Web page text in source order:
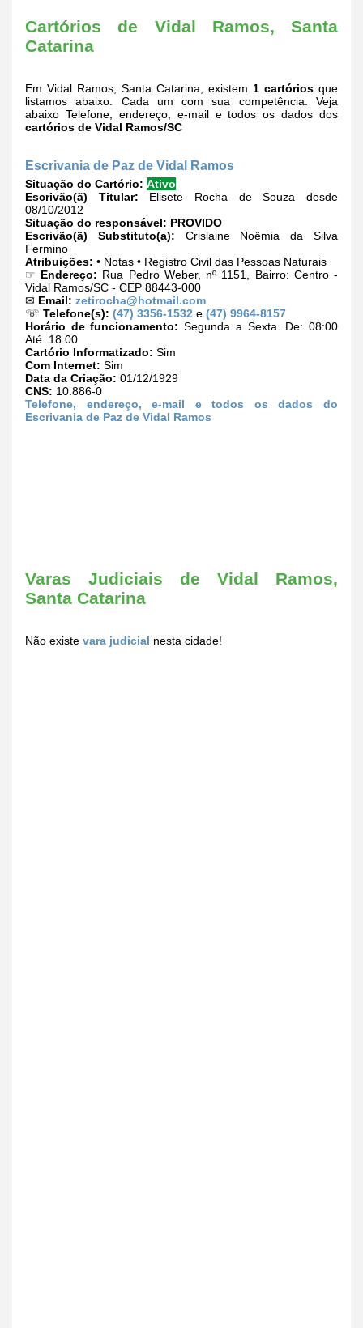
Cartórios de Vidal Ramos, Santa
Catarina
Em Vidal Ramos, Santa Catarina, existem 1 cartórios que
listamos abaixo. Cada um com sua competência. Veja
abaixo Telefone, endereço, e-mail e todos os dados dos
cartórios de Vidal Ramos/SC
Escrivania de Paz de Vidal Ramos
Situação do Cartório: Ativo
Escrivão(ã) Titular: Elisete Rocha de Souza desde
08/10/2012
Situação do responsável: PROVIDO
Escrivão(ã) Substituto(a): Crislaine Noêmia da Silva
Fermino
Atribuições: • Notas • Registro Civil das Pessoas Naturais
☞ Endereço: Rua Pedro Weber, nº 1151, Bairro: Centro -
Vidal Ramos/SC - CEP 88443-000
✉ Email: zetirocha@hotmail.com
☏ Telefone(s): (47) 3356-1532 e (47) 9964-8157
Horário de funcionamento: Segunda a Sexta. De: 08:00
Até: 18:00
Cartório Informatizado: Sim
Com Internet: Sim
Data da Criação: 01/12/1929
CNS: 10.886-0
Telefone, endereço, e-mail e todos os dados do
Escrivania de Paz de Vidal Ramos
Varas Judiciais de Vidal Ramos,
Santa Catarina
Não existe vara judicial nesta cidade!